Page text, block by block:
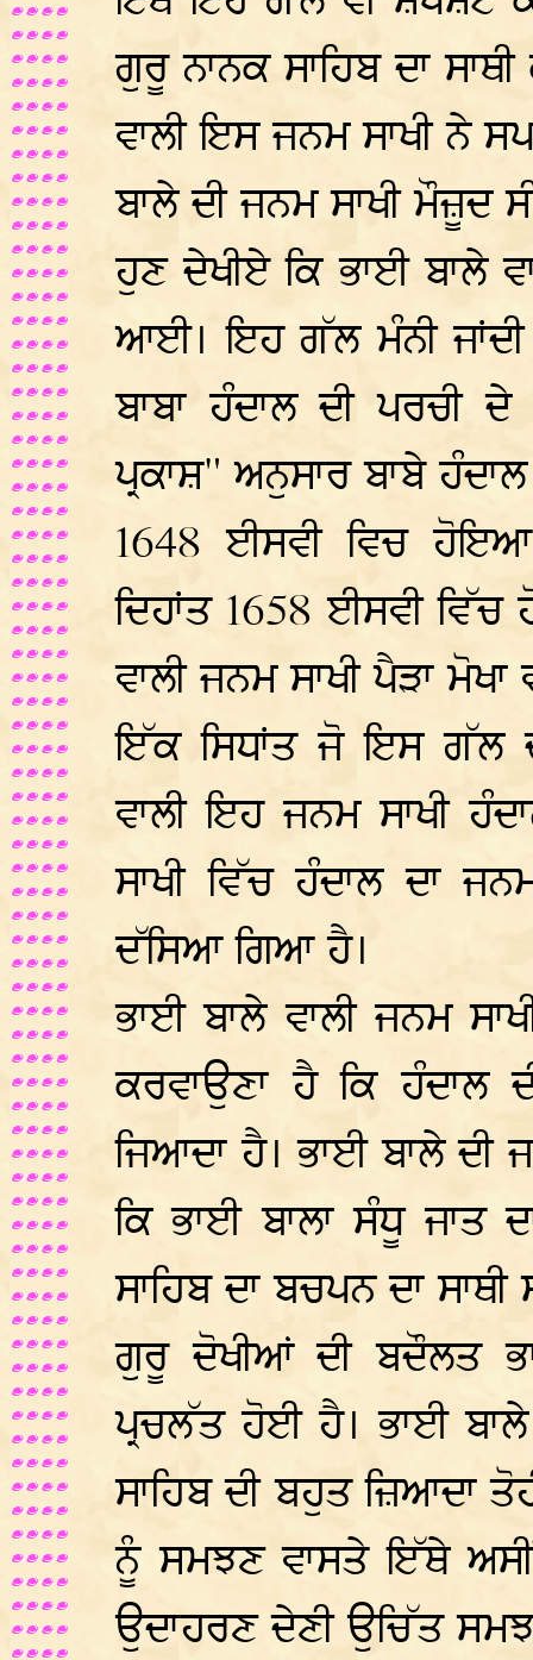
ਗੁਰੂ ਨਾਨਕ ਸਾਹਿਬ ਦਾ
ਵਾਲੀ ਇਸ ਜਨਮ ਸਾਖੀ ਨੇ
ਬਾਲੇ ਦੀ ਜਨਮ ਸਾਖੀ ਮੌਜ਼ੂਦ
ਹੁਣ ਦੇਖੀਏ ਕਿ ਭਾਈ ਬਾਲੇ
ਆਈ। ਇਹ ਗੱਲ ਮੰਨੀ ਜਾਂਦੀ
ਬਾਬਾ ਹੰਦਾਲ ਦੀ ਪਰਚੀ
ਪ੍ਰਕਾਸ਼" ਅਨੁਸਾਰ ਬਾਬੇ
1648 ਈਸਵੀ ਵਿਚ
ਦਿਹਾਂਤ 1658 ਈਸਵੀ
ਵਾਲੀ ਜਨਮ ਸਾਖੀ ਪੈੜਾ
ਇੱਕ ਸਿਧਾਂਤ ਜੋ ਇਸ ਗੱਲ
ਵਾਲੀ ਇਹ ਜਨਮ ਸਾਖੀ
ਸਾਖੀ ਵਿੱਚ ਹੰਦਾਲ ਦਾ
ਦੱਸਿਆ ਗਿਆ ਹੈ।
ਭਾਈ ਬਾਲੇ ਵਾਲੀ ਜਨਮ
ਕਰਵਾਉਣਾ ਹੈ ਕਿ ਹੰਦਾਲ
ਜਿਆਦਾ ਹੈ। ਭਾਈ ਬਾਲੇ ਦੀ
ਕਿ ਭਾਈ ਬਾਲਾ ਸੰਧੂ ਜਾਤ
ਸਾਹਿਬ ਦਾ ਬਚਪਨ ਦਾ
ਗੁਰੂ ਦੋਖੀਆਂ ਦੀ ਬਦੌਲਤ
ਪ੍ਰਚਲੱਤ ਹੋਈ ਹੈ। ਭਾਈ
ਸਾਹਿਬ ਦੀ ਬਹੁਤ ਜ਼ਿਆਦਾ
ਨੂੰ ਸਮਝਣ ਵਾਸਤੇ ਇੱਥੇ ਅਸੀਂ
ਉਦਾਹਰਣ ਦੇਣੀ ਉਚਿੱਤ